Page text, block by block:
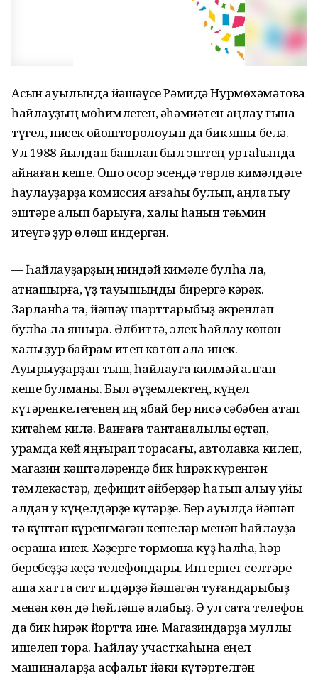
Асҡын ауылында йәшәүсе Рәмидә Нурмөхәмәтова
һайлауҙың мөһимлеген, әһәмиәтен аңлау ғына
түгел, нисек ойошторолоуын да бик яҡшы белә.
Ул 1988 йылдан башлап был эштең уртаһында
ҡайнаған кеше. Ошо осор эсендә төрлө кимәлдәге
һаулауҙарҙа комиссия ағзаһы булып, аңлатыу
эштәре алып барыуға, халыҡ һанын тәьмин
итеүгә ҙур өлөш индергән.
— Һайлауҙарҙың ниндәй кимәле булһа ла,
ҡатнашырға, үҙ тауышыңды бирергә кәрәк.
Зарланһаҡ та, йәшәү шарттарыбыҙ әкренләп
булһа ла яҡшыра. Әлбиттә, элек һайлау көнөн
халыҡ ҙур байрам итеп көтөп ала инек.
Ауырыуҙарҙан тыш, һайлауға килмәй ҡалған
кеше булманы. Был әүҙемлектең, күңел
күтәренкелегенең иң ябай бер нисә сәбәбен атап
китәһем килә. Ваҡиғаға тантаналылыҡ өҫтәп,
урамда көй яңғырап торасағы, автолавка килеп,
магазин кәштәләрендә бик һирәк күренгән
тәмлекәстәр, дефицит әйберҙәр һатып алыу уйы
алдан уҡ күңелдәрҙе күтәрҙе. Бер ауылда йәшәп
тә күптән күрешмәгән кешеләр менән һайлауҙа
осраша инек. Хәҙерге тормошҡа күҙ һалһаҡ, һәр
беребеҙҙә кеҫә телефондары. Интернет селтәре
аша хатта сит илдәрҙә йәшәгән туғандарыбыҙ
менән көн дә һөйләшә алабыҙ. Ә ул саҡта телефон
да бик һирәк йортта ине. Магазиндарҙа муллыҡ
ишелеп тора. Һайлау участкаһына еңел
машиналарҙа асфальт йәки күтәртелгән